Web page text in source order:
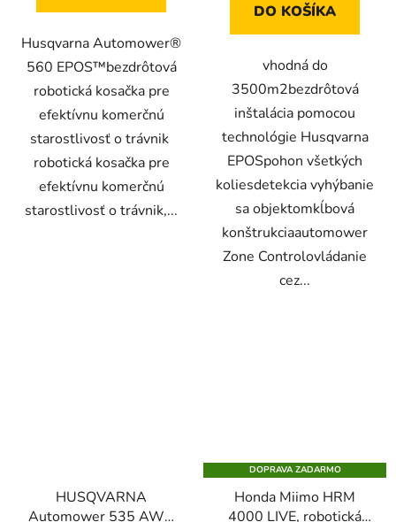
Husqvarna Automower®
560 EPOS™bezdrôtová
robotická kosačka pre
efektívnu komerčnú
starostlivosť o trávnik
robotická kosačka pre
efektívnu komerčnú
starostlivosť o trávnik,...
DO KOŠÍKA
vhodná do
3500m2bezdrôtová
inštalácia pomocou
technológie Husqvarna
EPOSpohon všetkých
koliesdetekcia vyhýbanie
sa objektomkĺbová
konštrukciaautomower
Zone Controlovládanie
cez...
HUSQVARNA
Automower 535 AWD
DOPRAVA ZADARMO
Honda Miimo HRM
4000 LIVE, robotická